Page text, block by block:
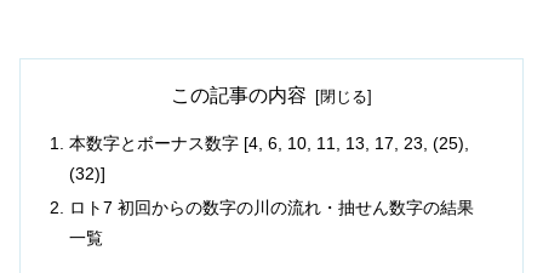
この記事の内容
本数字とボーナス数字 [4, 6, 10, 11, 13, 17, 23, (25),
(32)]
ロト7 初回からの数字の川の流れ・抽せん数字の結果
一覧